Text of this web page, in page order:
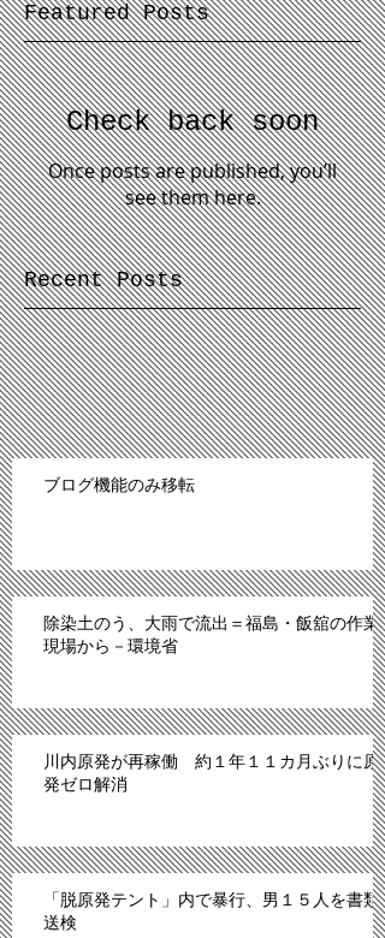
Featured Posts
Check back soon
Once posts are published, you’ll
see them here.
Recent Posts
ブログ機能のみ移転
除染土のう、大雨で流出＝福島・飯舘の作業
現場から－環境省
川内原発が再稼働 約１年１１カ月ぶりに原
発ゼロ解消
「脱原発テント」内で暴行、男１５人を書類
送検